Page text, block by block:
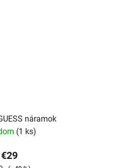
náramok
(1 ks)
€29